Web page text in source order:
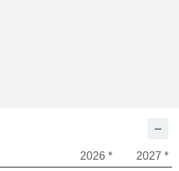
2026 *
2027 *